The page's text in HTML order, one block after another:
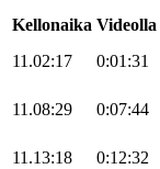
Kellonaika Videolla
11.02:17
0:01:31
11.08:29 0:07:44
11.13:18 0:12:32